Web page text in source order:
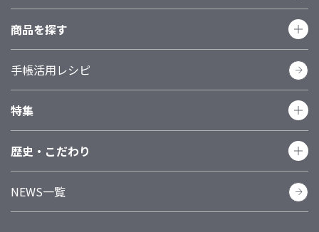
商品を探す
カテゴリーで探す
手帳
手帳レイアウトで探す
手帳活用レシピ
特集
1年でやりたい100のこと
歴史・こだわり
品質 歴史
NEWS一覧